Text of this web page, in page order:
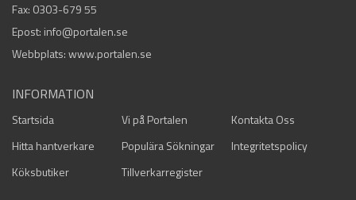
Fax: 0303-679 55
Epost: info@portalen.se
Webbplats: www.portalen.se
INFORMATION
Startsida Vi på Portalen
Kontakta Oss
Hitta hantverkare
Populära Sökningar
Integritetspolicy
Köksbutiker
Tillverkarregister